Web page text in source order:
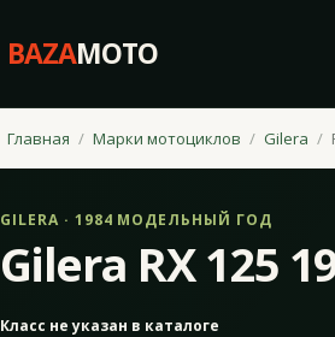
BAZAMOTO
Главная Марки мотоциклов Gilera
GILERA · 1984 МОДЕЛЬНЫЙ ГОД
Gilera RX 125
Класс не указан в каталоге